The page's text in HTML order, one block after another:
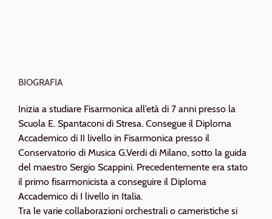
BIOGRAFIA
Inizia a studiare Fisarmonica all’età di 7 anni presso la
Scuola E. Spantaconi di Stresa. Consegue il Diploma
Accademico di II livello in Fisarmonica presso il
Conservatorio di Musica G.Verdi di Milano, sotto la guida
del maestro Sergio Scappini. Precedentemente era stato
il primo fisarmonicista a conseguire il Diploma
Accademico di I livello in Italia.
Tra le varie collaborazioni orchestrali o cameristiche si